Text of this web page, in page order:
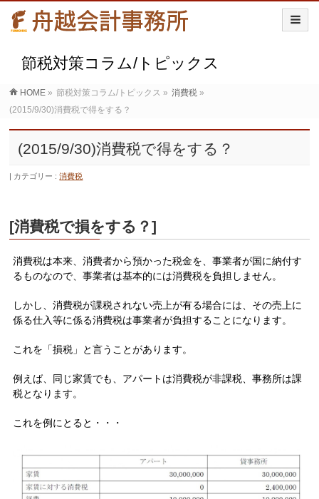
節税対策コラム/トピックス
HOME » 節税対策コラム/トピックス » 消費税 »
(2015/9/30)消費税で得をする？
(2015/9/30)消費税で得をする？
カテゴリー :消費税
[消費税で損をする？]
消費税は本来、消費者から預かった税金を、事業者が国に納付す
るものなので、事業者は基本的には消費税を負担しません。
しかし、消費税が課税されない売上が有る場合には、その売上に
係る仕入等に係る消費税は事業者が負担することになります。
これを「損税」と言うことがあります。
例えば、同じ家賃でも、アパートは消費税が非課税、事務所は課
税となります。
これを例にとると・・・